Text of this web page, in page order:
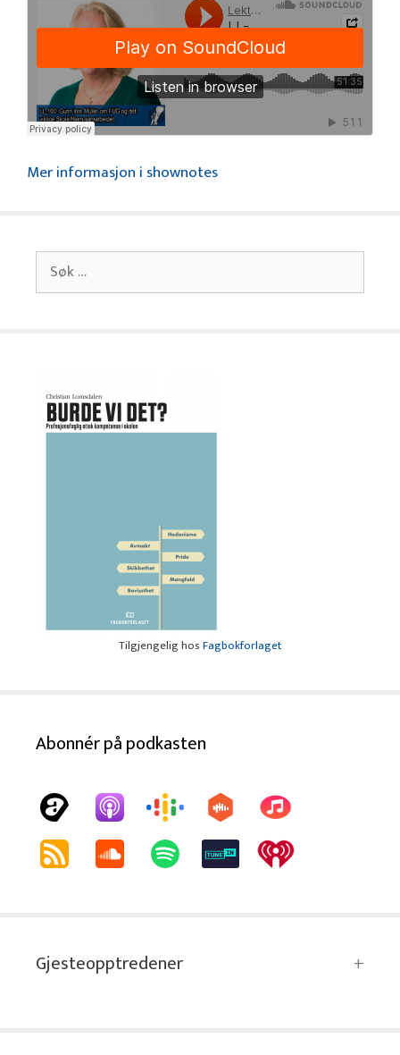
Mer informasjon i shownotes
Søk
etter:
Tilgjengelig hosFagbokforlaget
Abonnér på podkasten
Gjesteopptredener